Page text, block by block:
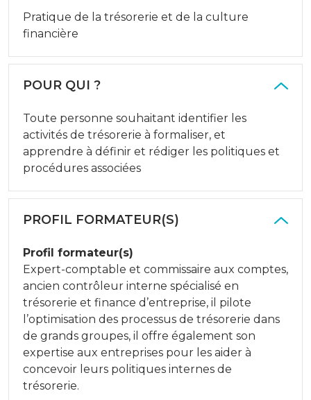
Pratique de la trésorerie et de la culture
financière
POUR QUI ?
Toute personne souhaitant identifier les
activités de trésorerie à formaliser, et
apprendre à définir et rédiger les politiques et
procédures associées
PROFIL FORMATEUR(S)
Profil formateur(s)
Expert-comptable et commissaire aux comptes,
ancien contrôleur interne spécialisé en
trésorerie et finance d’entreprise, il pilote
l’optimisation des processus de trésorerie dans
de grands groupes, il offre également son
expertise aux entreprises pour les aider à
concevoir leurs politiques internes de
trésorerie.